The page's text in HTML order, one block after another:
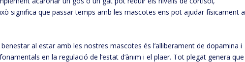
significa que passar temps amb les mascotes ens pot ajudar físicament a
al estar amb les nostres mascotes és l’alliberament de dopamina i
en la regulació de l’estat d’ànim i el plaer. Tot plegat genera que